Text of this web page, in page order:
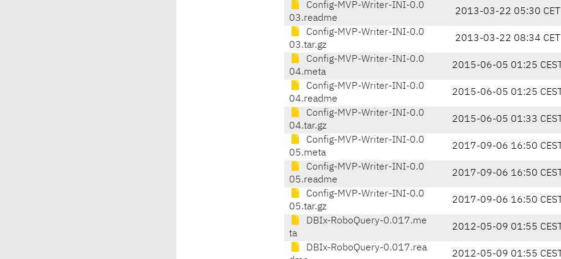
Config-MVP-Writer-INI-0.0
03.readme
2013-03-22 05:30 CET
Config-MVP-Writer-INI-0.0
03.tar.gz
2013-03-22 08:34 CET
Config-MVP-Writer-INI-0.0
04.meta
2015-06-05 01:25 CEST
Config-MVP-Writer-INI-0.0
04.readme
2015-06-05 01:25 CEST
Config-MVP-Writer-INI-0.0
04.tar.gz
2015-06-05 01:33 CEST
Config-MVP-Writer-INI-0.0
05.meta
2017-09-06 16:50 CEST
Config-MVP-Writer-INI-0.0
05.readme
2017-09-06 16:50 CEST
Config-MVP-Writer-INI-0.0
05.tar.gz
2017-09-06 16:50 CEST
DBIx-RoboQuery-0.017.me
ta
2012-05-09 01:55 CEST
DBIx-RoboQuery-0.017.rea
2012-05-09 01:55 CEST